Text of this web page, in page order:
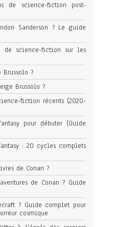
de science-fiction post-
Sanderson ? Le guide
de science-fiction sur les
?
Brussolo ?
fiction récents (2020-
pour débuter (Guide
: 20 cycles complets
de Conan ?
de Conan ? Guide
? Guide complet pour
cosmique